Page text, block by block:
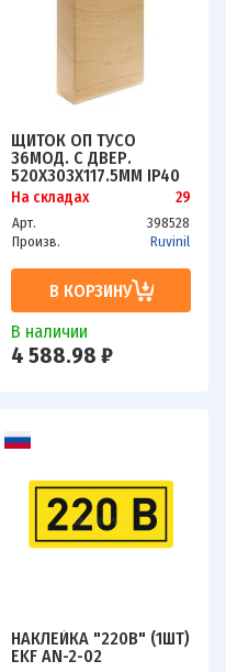
ЩИТОК ОП ТУСО
36МОД. С ДВЕР.
520Х303Х117.5ММ IP40
СОСНА НА СВЕТЛ.
ОСНОВЕ РУВИНИЛ
68036-27М
На складах 29
Арт.
398528
Произв.
Ruvinil
В КОРЗИНУ
В наличии
4 588.98 ₽
НАКЛЕЙКА "220В" (1ШТ)
EKF AN-2-02